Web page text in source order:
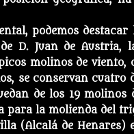
podemos
D. Juan de Austria,
molinos de
se conservan
de los 19
para la molienda del
(Alcalá de Henares)